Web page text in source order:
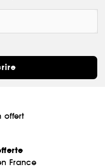
offert
France